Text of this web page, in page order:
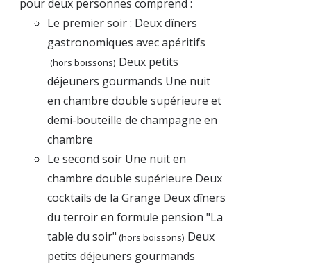
pour deux personnes comprend :
Le premier soir : Deux dîners
gastronomiques avec apéritifs
(hors boissons) Deux petits
déjeuners gourmands Une nuit
en chambre double supérieure et
demi-bouteille de champagne en
chambre
Le second soir Une nuit en
chambre double supérieure Deux
cocktails de la Grange Deux dîners
du terroir en formule pension "La
table du soir" (hors boissons) Deux
petits déjeuners gourmands